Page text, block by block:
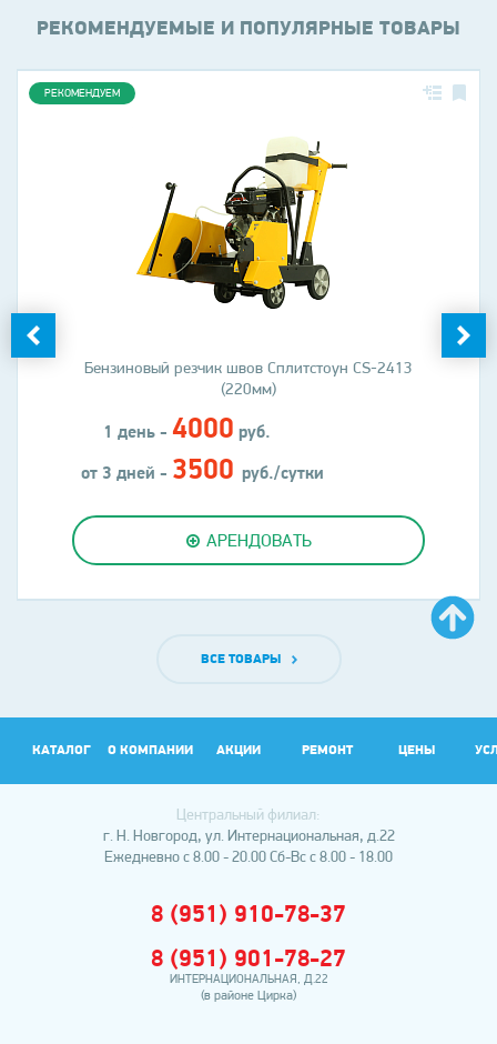
РЕКОМЕНДУЕМЫЕ И ПОПУЛЯРНЫЕ ТОВАРЫ
Бензиновый резчик швов Сплитстоун CS-2413
(220мм)
1 день - 4000 руб.
от 3 дней - 3500 руб./сутки
АРЕНДОВАТЬ
РЕКОМЕНДУЕМ
ВСЕ ТОВАРЫ
КАТАЛОГ О КОМПАНИИ АКЦИИ РЕМОНТ ЦЕНЫ
Центральный филиал:
г. Н. Новгород, ул. Интернациональная, д.22
Ежедневно с 8.00 - 20.00Сб-Вс с 8.00 - 18.00
8 (951) 910-78-37
8 (951) 901-78-27
ИНТЕРНАЦИОНАЛЬНАЯ, Д.22
(в районе Цирка)